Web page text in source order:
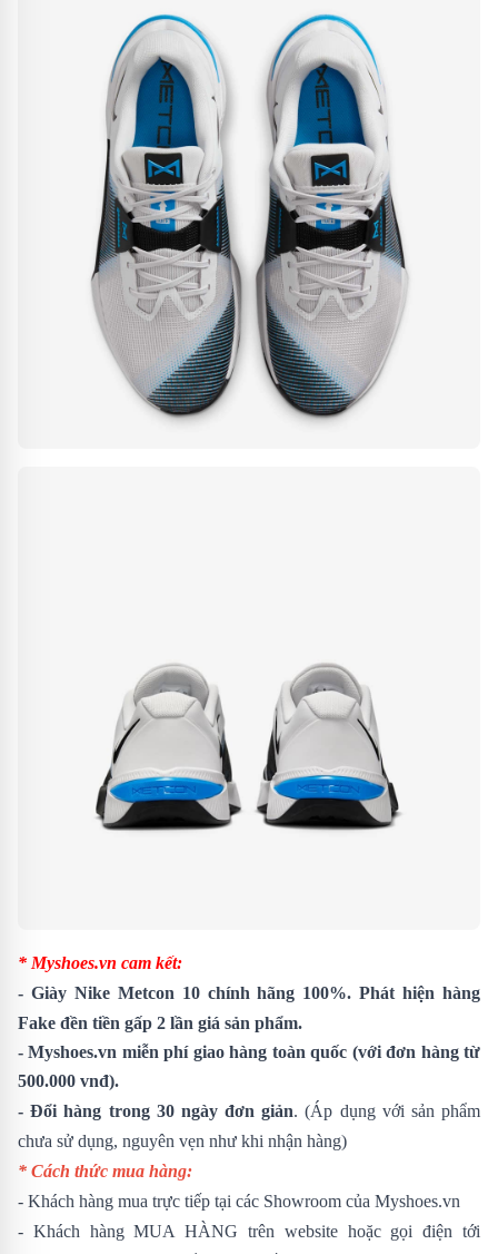
* Myshoes.vn cam kết:
- Giày Nike Metcon 10 chính hãng 100%. Phát hiện hàng
Fake đền tiền gấp 2 lần giá sản phẩm.
- Myshoes.vn miễn phí giao hàng toàn quốc (với đơn hàng từ
500.000 vnđ).
- Đổi hàng trong 30 ngày đơn giản. (Áp dụng với sản phẩm
chưa sử dụng, nguyên vẹn như khi nhận hàng)
* Cách thức mua hàng:
- Khách hàng mua trực tiếp tại các Showroom của Myshoes.vn
- Khách hàng MUA HÀNG trên website hoặc gọi điện tới